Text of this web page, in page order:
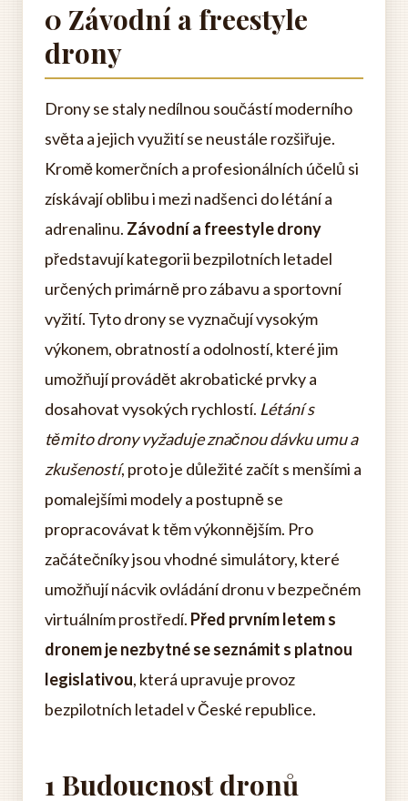
0 Závodní a freestyle
drony
Drony se staly nedílnou součástí moderního
světa a jejich využití se neustále rozšiřuje.
Kromě komerčních a profesionálních účelů si
získávají oblibu i mezi nadšenci do létání a
adrenalinu. Závodní a freestyle drony
představují kategorii bezpilotních letadel
určených primárně pro zábavu a sportovní
vyžití. Tyto drony se vyznačují vysokým
výkonem, obratností a odolností, které jim
umožňují provádět akrobatické prvky a
dosahovat vysokých rychlostí. Létání s
těmito drony vyžaduje značnou dávku umu a
zkušeností, proto je důležité začít s menšími a
pomalejšími modely a postupně se
propracovávat k těm výkonnějším. Pro
začátečníky jsou vhodné simulátory, které
umožňují nácvik ovládání dronu v bezpečném
virtuálním prostředí. Před prvním letem s
dronem je nezbytné se seznámit s platnou
legislativou, která upravuje provoz
bezpilotních letadel v České republice.
1 Budoucnost dronů